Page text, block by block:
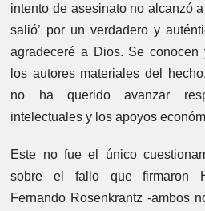
intento de asesinato no alcanzó
salió’ por un verdadero y
agradeceré a Dios. Se
los autores materiales del
no ha querido avanzar
intelectuales y los apoyos
Este no fue el único
sobre el fallo que firmaron
Fernando Rosenkrantz -ambos